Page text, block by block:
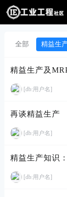
全部 精益生
精益生产及
[db:用户名]
再谈精益生产
[db:用户名]
精益生产知识
[db:用户名]